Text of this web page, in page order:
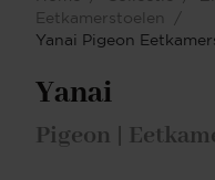
Eetkamerstoelen
/
Yanai Pigeon
Yanai
Pigeon |